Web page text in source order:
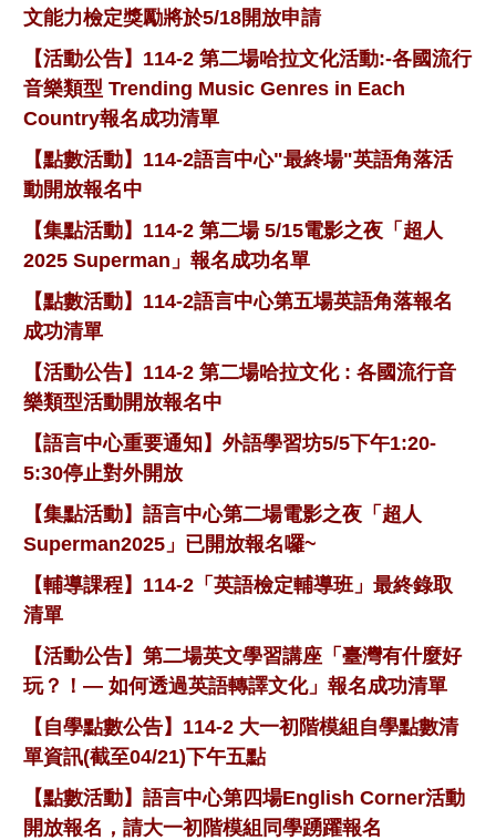
文能力檢定獎勵將於5/18開放申請
【活動公告】114-2 第二場哈拉文化活動:-各國流行
音樂類型 Trending Music Genres in Each
Country報名成功清單
【點數活動】114-2語言中心"最終場"英語角落活
動開放報名中
【集點活動】114-2 第二場 5/15電影之夜「超人
2025 Superman」報名成功名單
【點數活動】114-2語言中心第五場英語角落報名
成功清單
【活動公告】114-2 第二場哈拉文化 : 各國流行音
樂類型活動開放報名中
【語言中心重要通知】外語學習坊5/5下午1:20-
5:30停止對外開放
【集點活動】語言中心第二場電影之夜「超人
Superman2025」已開放報名囉~
【輔導課程】114-2「英語檢定輔導班」最終錄取
清單
【活動公告】第二場英文學習講座「臺灣有什麼好
玩？！— 如何透過英語轉譯文化」報名成功清單
【自學點數公告】114-2 大一初階模組自學點數清
單資訊(截至04/21)下午五點
【點數活動】語言中心第四場English Corner活動
開放報名，請大一初階模組同學踴躍報名